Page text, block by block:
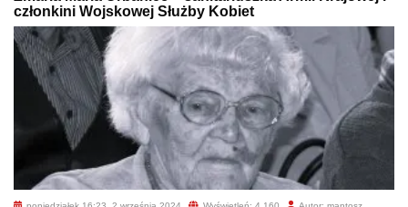
członkini Wojskowej Służby Kobiet